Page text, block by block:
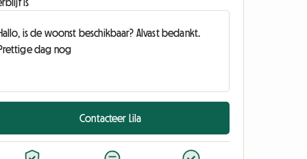
Contacteer Lila